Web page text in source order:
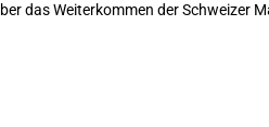
das Weiterkommen der Schweizer